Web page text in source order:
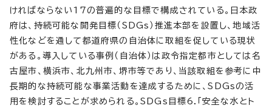
ければならない17の普遍的な目標で構成されている。日本政
府は、持続可能な開発目標（SDGs）推進本部を設置し、地域活
性化などを通して都道府県の自治体に取組を促している現状
がある。導入している事例（自治体）は政令指定都市としては名
古屋市、横浜市、北九州市、堺市等であり、当該取組を参考に中
長期的な持続可能な事業活動を達成するために、SDGsの活
用を検討することが求められる。SDGs目標6.「安全な水とト